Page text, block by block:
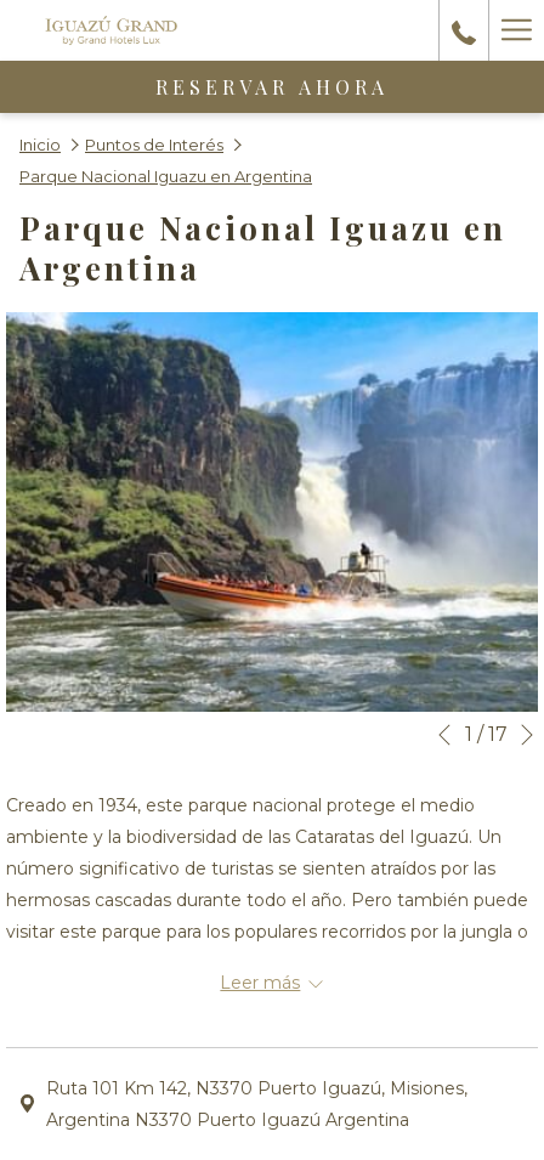
RESERVAR AHORA
Inicio
Puntos de Interés
Parque Nacional Iguazu en Argentina
Parque Nacional Iguazu en
Argentina
Botones
control
presentación
de
Al
clic
siguientes
enlaces,
contenido
Anterior
1 /17
Creado en 1934, este parque nacional protege el medio
ambiente y la biodiversidad de las Cataratas del Iguazú. Un
número significativo de turistas se sienten atraídos por las
hermosas cascadas durante todo el año. Pero también puede
visitar este parque para los populares recorridos por la jungla o
Leer más
Ruta 101 Km 142, N3370 Puerto Iguazú, Misiones,
Argentina N3370 Puerto Iguazú Argentina